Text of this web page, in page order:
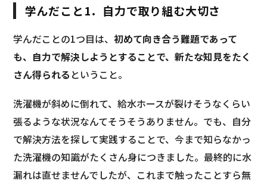
学んだこと1．自力で取り組む大切さ
学んだことの1つ目は、初めて向き合う難題であって
も、自力で解決しようとすることで、新たな知見をたく
さん得られる ということ。
洗濯機が斜めに倒れて、給水ホースが裂けそうなくらい
張るような状況なんてそうそうありません。でも、自分
で解決方法を探して実践することで、今まで知らなかっ
た洗濯機の知識がたくさん身につきました。最終的に水
漏れは直せませんでしたが、これまで触ったことすら無